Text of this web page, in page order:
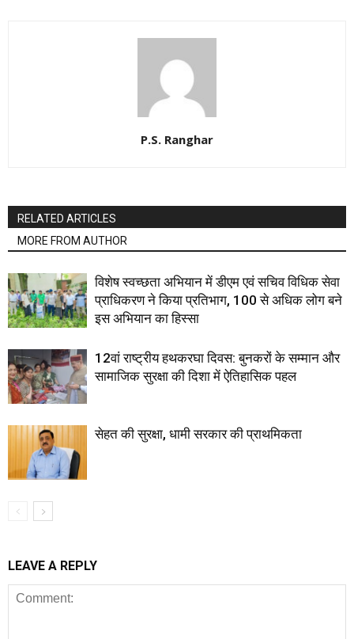
P.S. Ranghar
RELATED ARTICLES
MORE FROM AUTHOR
विशेष स्वच्छता अभियान में डीएम एवं सचिव विधिक सेवा
प्राधिकरण ने किया प्रतिभाग, 100 से अधिक लोग बने
इस अभियान का हिस्सा
12वां राष्ट्रीय हथकरघा दिवस: बुनकरों के सम्मान और
सामाजिक सुरक्षा की दिशा में ऐतिहासिक पहल
सेहत की सुरक्षा, धामी सरकार की प्राथमिकता
LEAVE A REPLY